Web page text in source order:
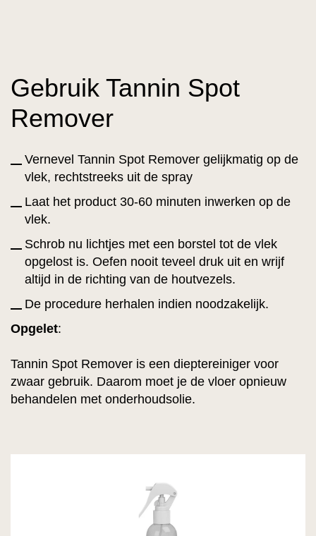
Gebruik Tannin Spot
Remover
Vernevel Tannin Spot Remover gelijkmatig op de
vlek, rechtstreeks uit de spray
Laat het product 30-60 minuten inwerken op de
vlek.
Schrob nu lichtjes met een borstel tot de vlek
opgelost is. Oefen nooit teveel druk uit en wrijf
altijd in de richting van de houtvezels.
De procedure herhalen indien noodzakelijk.
Opgelet:
Tannin Spot Remover is een dieptereiniger voor
zwaar gebruik. Daarom moet je de vloer opnieuw
behandelen met onderhoudsolie.